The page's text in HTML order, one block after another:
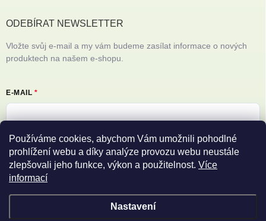
Používáme cookies, abychom Vám umožnili pohodlné
prohlížení webu a díky analýze provozu webu neustále
zlepšovali jeho funkce, výkon a použitelnost. Více
informací
Nastavení
ODEBÍRAT NEWSLETTER
Vložte svůj e-mail a my vám budeme zasílat informace o nových
produktech na našem e-shopu.
E-MAIL
Vložením e-mailu souhlasíte spodmínkami ochrany osobních údajů
Přihlásit se